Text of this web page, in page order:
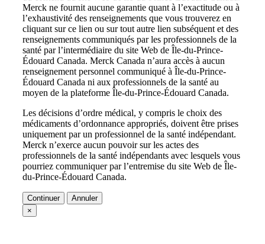
Merck ne fournit aucune garantie quant à l’exactitude ou à
l’exhaustivité des renseignements que vous trouverez en
cliquant sur ce lien ou sur tout autre lien subséquent et des
renseignements communiqués par les professionnels de la
santé par l’intermédiaire du site Web de Île-du-Prince-
Édouard Canada. Merck Canada n’aura accès à aucun
renseignement personnel communiqué à Île-du-Prince-
Édouard Canada ni aux professionnels de la santé au
moyen de la plateforme Île-du-Prince-Édouard Canada.
Les décisions d’ordre médical, y compris le choix des
médicaments d’ordonnance appropriés, doivent être prises
uniquement par un professionnel de la santé indépendant.
Merck n’exerce aucun pouvoir sur les actes des
professionnels de la santé indépendants avec lesquels vous
pourriez communiquer par l’entremise du site Web de Île-
du-Prince-Édouard Canada.
Continuer
Annuler
×